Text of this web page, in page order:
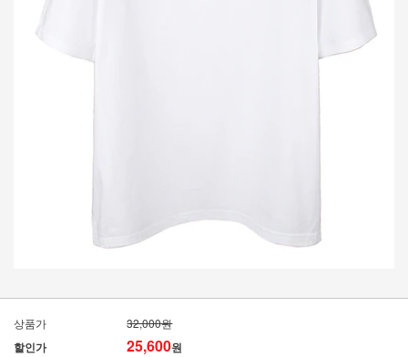
상품가 32,000원
할인가 25,600원